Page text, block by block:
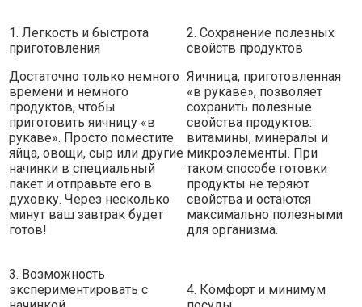
1. Легкость и быстрота
приготовления
Достаточно только немного
времени и немного
продуктов, чтобы
приготовить яичницу «в
рукаве». Просто поместите
яйца, овощи, сыр или другие
начинки в специальный
пакет и отправьте его в
духовку. Через несколько
минут ваш завтрак будет
готов!
2. Сохранение полезных
свойств продуктов
Яичница, приготовленная
«в рукаве», позволяет
сохранить полезные
свойства продуктов:
витамины, минералы и
микроэлементы. При
таком способе готовки
продукты не теряют
свойства и остаются
максимально полезными
для организма.
3. Возможность
экспериментировать с
4. Комфорт и минимум